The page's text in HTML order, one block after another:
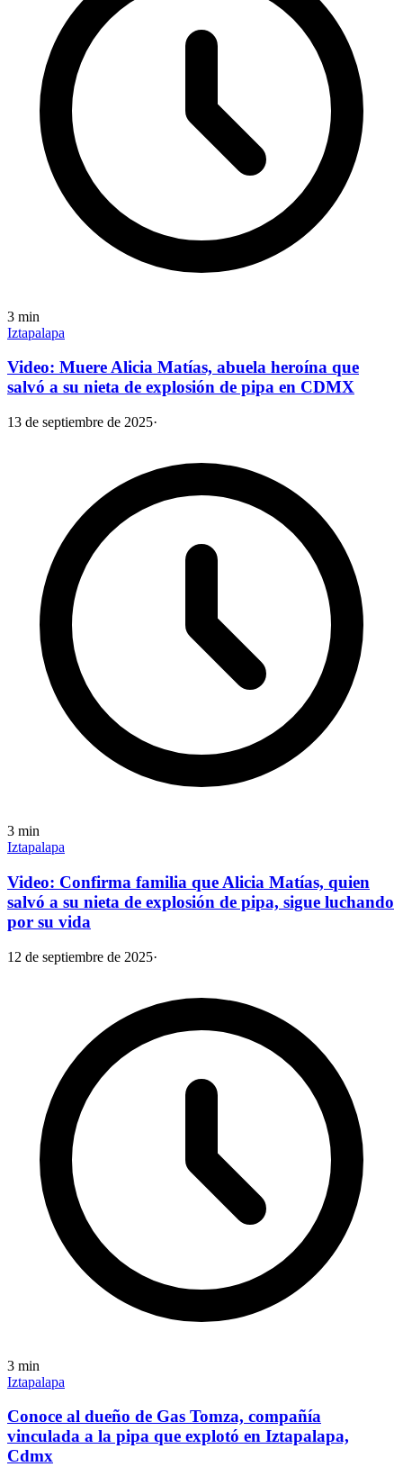
3 min
Iztapalapa
Video: Muere Alicia Matías, abuela heroína que
salvó a su nieta de explosión de pipa en CDMX
13 de septiembre de 2025·
3 min
Iztapalapa
Video: Confirma familia que Alicia Matías, quien
salvó a su nieta de explosión de pipa, sigue luchando
por su vida
12 de septiembre de 2025·
3 min
Iztapalapa
Conoce al dueño de Gas Tomza, compañía
vinculada a la pipa que explotó en Iztapalapa,
Cdmx